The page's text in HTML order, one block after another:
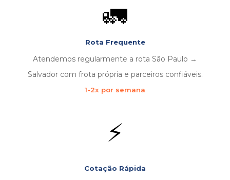
🚛
Rota Frequente
Atendemos regularmente a rota São Paulo →
Salvador com frota própria e parceiros confiáveis.
1-2x por semana
⚡
Cotação Rápida